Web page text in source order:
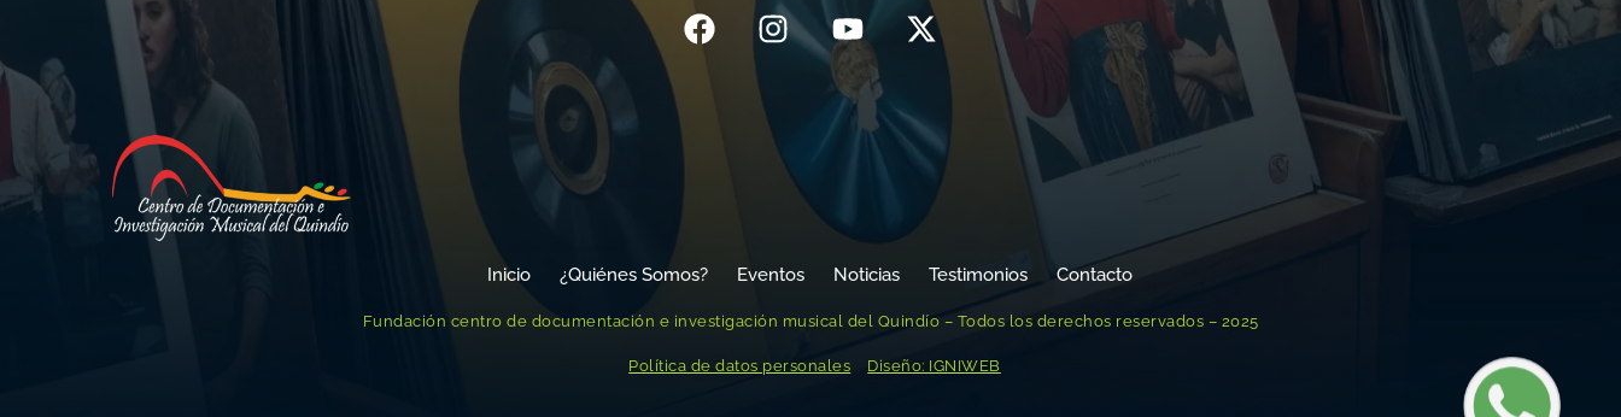
Inicio ¿Quiénes Somos? Eventos Noticias Testimonios Contacto
Fundación centro de documentación e investigación musical del Quindío – Todos los derechos reservados – 2025
Política de datos personales Diseño: IGNIWEB